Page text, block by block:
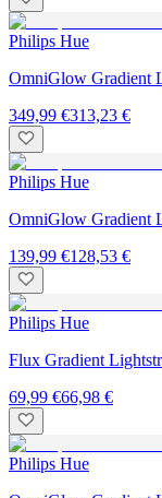
Philips Hue
OmniGlow Gradient
349,99 €313,23 €
Philips Hue
OmniGlow Gradient
139,99 €128,53 €
Philips Hue
Flux Gradient
69,99 €66,98 €
Philips Hue